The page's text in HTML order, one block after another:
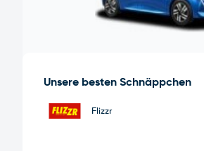
Unsere besten Schnäppchen
Flizzr